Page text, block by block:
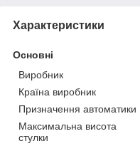
Характеристики
Основні
Виробник
Країна виробник
Призначення автоматики
Максимальна висота
стулки